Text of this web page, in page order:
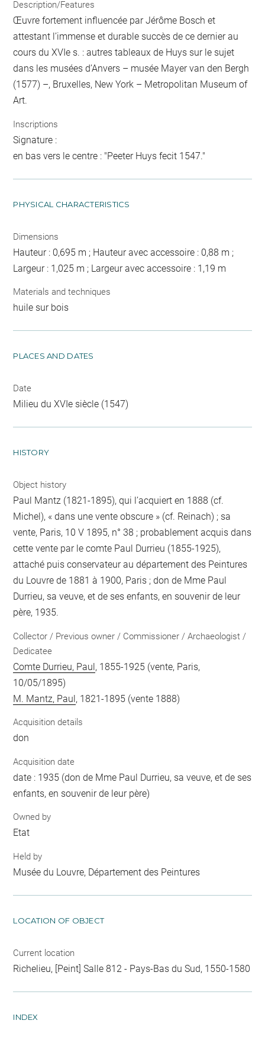
Description/Features
Œuvre fortement influencée par Jérôme Bosch et
attestant l’immense et durable succès de ce dernier au
cours du XVIe s. : autres tableaux de Huys sur le sujet
dans les musées d’Anvers – musée Mayer van den Bergh
(1577) –, Bruxelles, New York – Metropolitan Museum of
Art.
Inscriptions
Signature :
en bas vers le centre : "Peeter Huys fecit 1547."
PHYSICAL CHARACTERISTICS
Dimensions
Hauteur : 0,695 m ; Hauteur avec accessoire : 0,88 m ;
Largeur : 1,025 m ; Largeur avec accessoire : 1,19 m
Materials and techniques
huile sur bois
PLACES AND DATES
Date
Milieu du XVIe siècle (1547)
HISTORY
Object history
Paul Mantz (1821-1895), qui l’acquiert en 1888 (cf.
Michel), « dans une vente obscure » (cf. Reinach) ; sa
vente, Paris, 10 V 1895, n° 38 ; probablement acquis dans
cette vente par le comte Paul Durrieu (1855-1925),
attaché puis conservateur au département des Peintures
du Louvre de 1881 à 1900, Paris ; don de Mme Paul
Durrieu, sa veuve, et de ses enfants, en souvenir de leur
père, 1935.
Collector / Previous owner / Commissioner / Archaeologist /
Dedicatee
Comte Durrieu, Paul, 1855-1925 (vente, Paris,
10/05/1895)
M. Mantz, Paul, 1821-1895 (vente 1888)
Acquisition details
don
Acquisition date
date : 1935 (don de Mme Paul Durrieu, sa veuve, et de ses
enfants, en souvenir de leur père)
Owned by
Etat
Held by
Musée du Louvre, Département des Peintures
LOCATION OF OBJECT
Current location
Richelieu, [Peint] Salle 812 - Pays-Bas du Sud, 1550-1580
INDEX